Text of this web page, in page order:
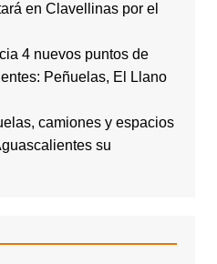
en Clavellinas por el
4 nuevos puntos de
Peñuelas, El Llano
camiones y espacios
su